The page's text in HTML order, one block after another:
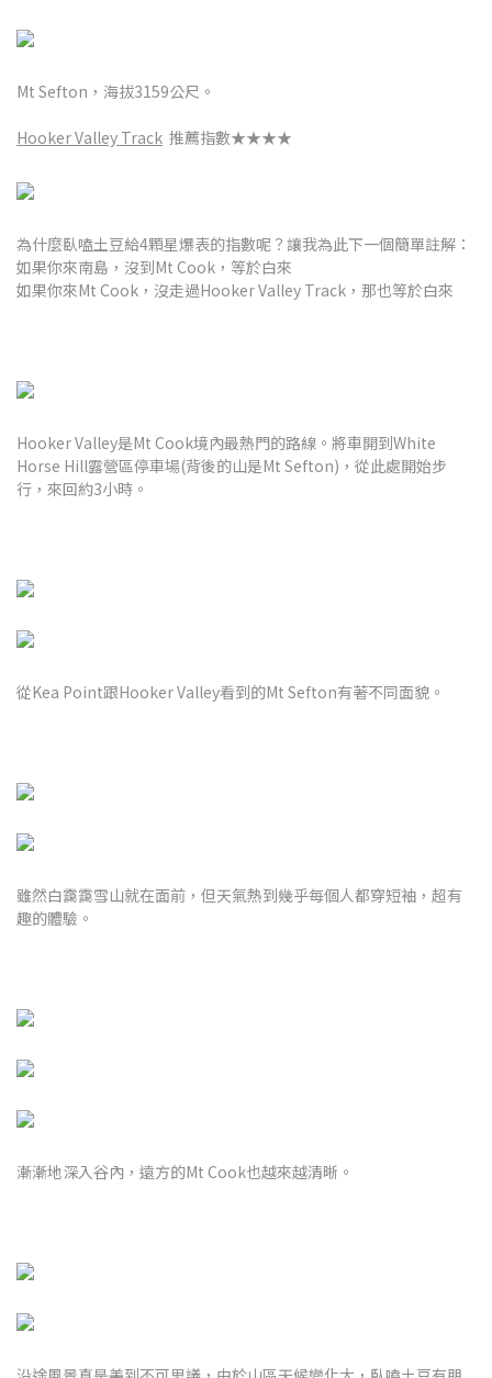
Mt Sefton，海拔3159公尺。
Hooker Valley Track 推薦指數★★★★
為什麼臥嗑土豆給4顆星爆表的指數呢？讓我為此下一個簡單註解：
如果你來南島，沒到Mt Cook，等於白來
如果你來Mt Cook，沒走過Hooker Valley Track，那也等於白來
Hooker Valley是Mt Cook境內最熱門的路線。將車開到White
Horse Hill露營區停車場(背後的山是Mt Sefton)，從此處開始步
行，來回約3小時。
從Kea Point跟Hooker Valley看到的Mt Sefton有著不同面貌。
雖然白靄靄雪山就在面前，但天氣熱到幾乎每個人都穿短袖，超有
趣的體驗。
漸漸地深入谷內，遠方的Mt Cook也越來越清晰。